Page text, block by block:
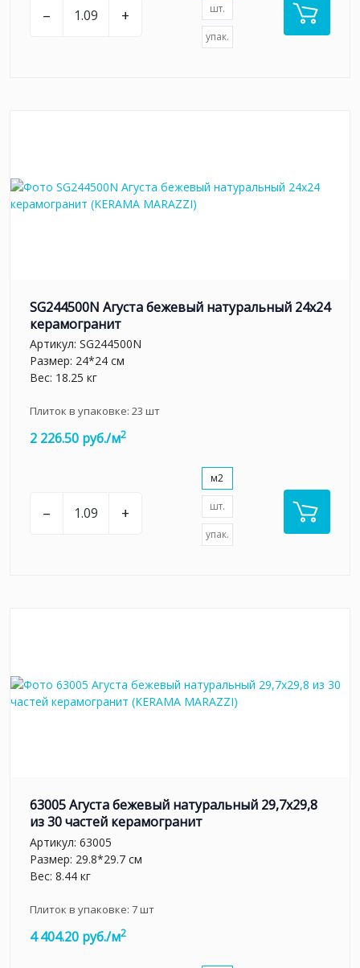
– + шт.
упак.
SG244500N Агуста бежевый натуральный 24х24
керамогранит
Артикул: SG244500N
Размер: 24*24 см
Вес: 18.25 кг
Плиток в упаковке: 23 шт
2 226.50 руб./м2
– +
м2
шт.
упак.
63005 Агуста бежевый натуральный 29,7х29,8
из 30 частей керамогранит
Артикул: 63005
Размер: 29.8*29.7 см
Вес: 8.44 кг
Плиток в упаковке: 7шт
4 404.20 руб./м2